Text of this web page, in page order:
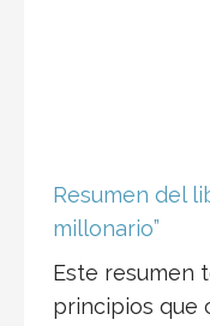
Resumen del
millonario”
Este resumen
principios que